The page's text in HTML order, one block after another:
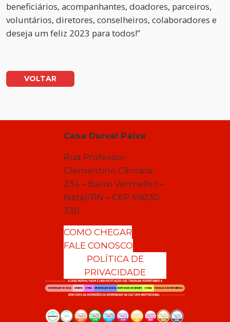
beneficiários, acompanhantes, doadores, parceiros,
voluntários, diretores, conselheiros, colaboradores e
deseja um feliz 2023 para todos!”
VOLTAR
Casa Durval Paiva
Rua Professor
Clementino Câmara,
234 – Barro Vermelho –
Natal/RN – CEP 59030-
330
COMO CHEGAR
FALE CONOSCO
POLÍTICA DE
PRIVACIDADE